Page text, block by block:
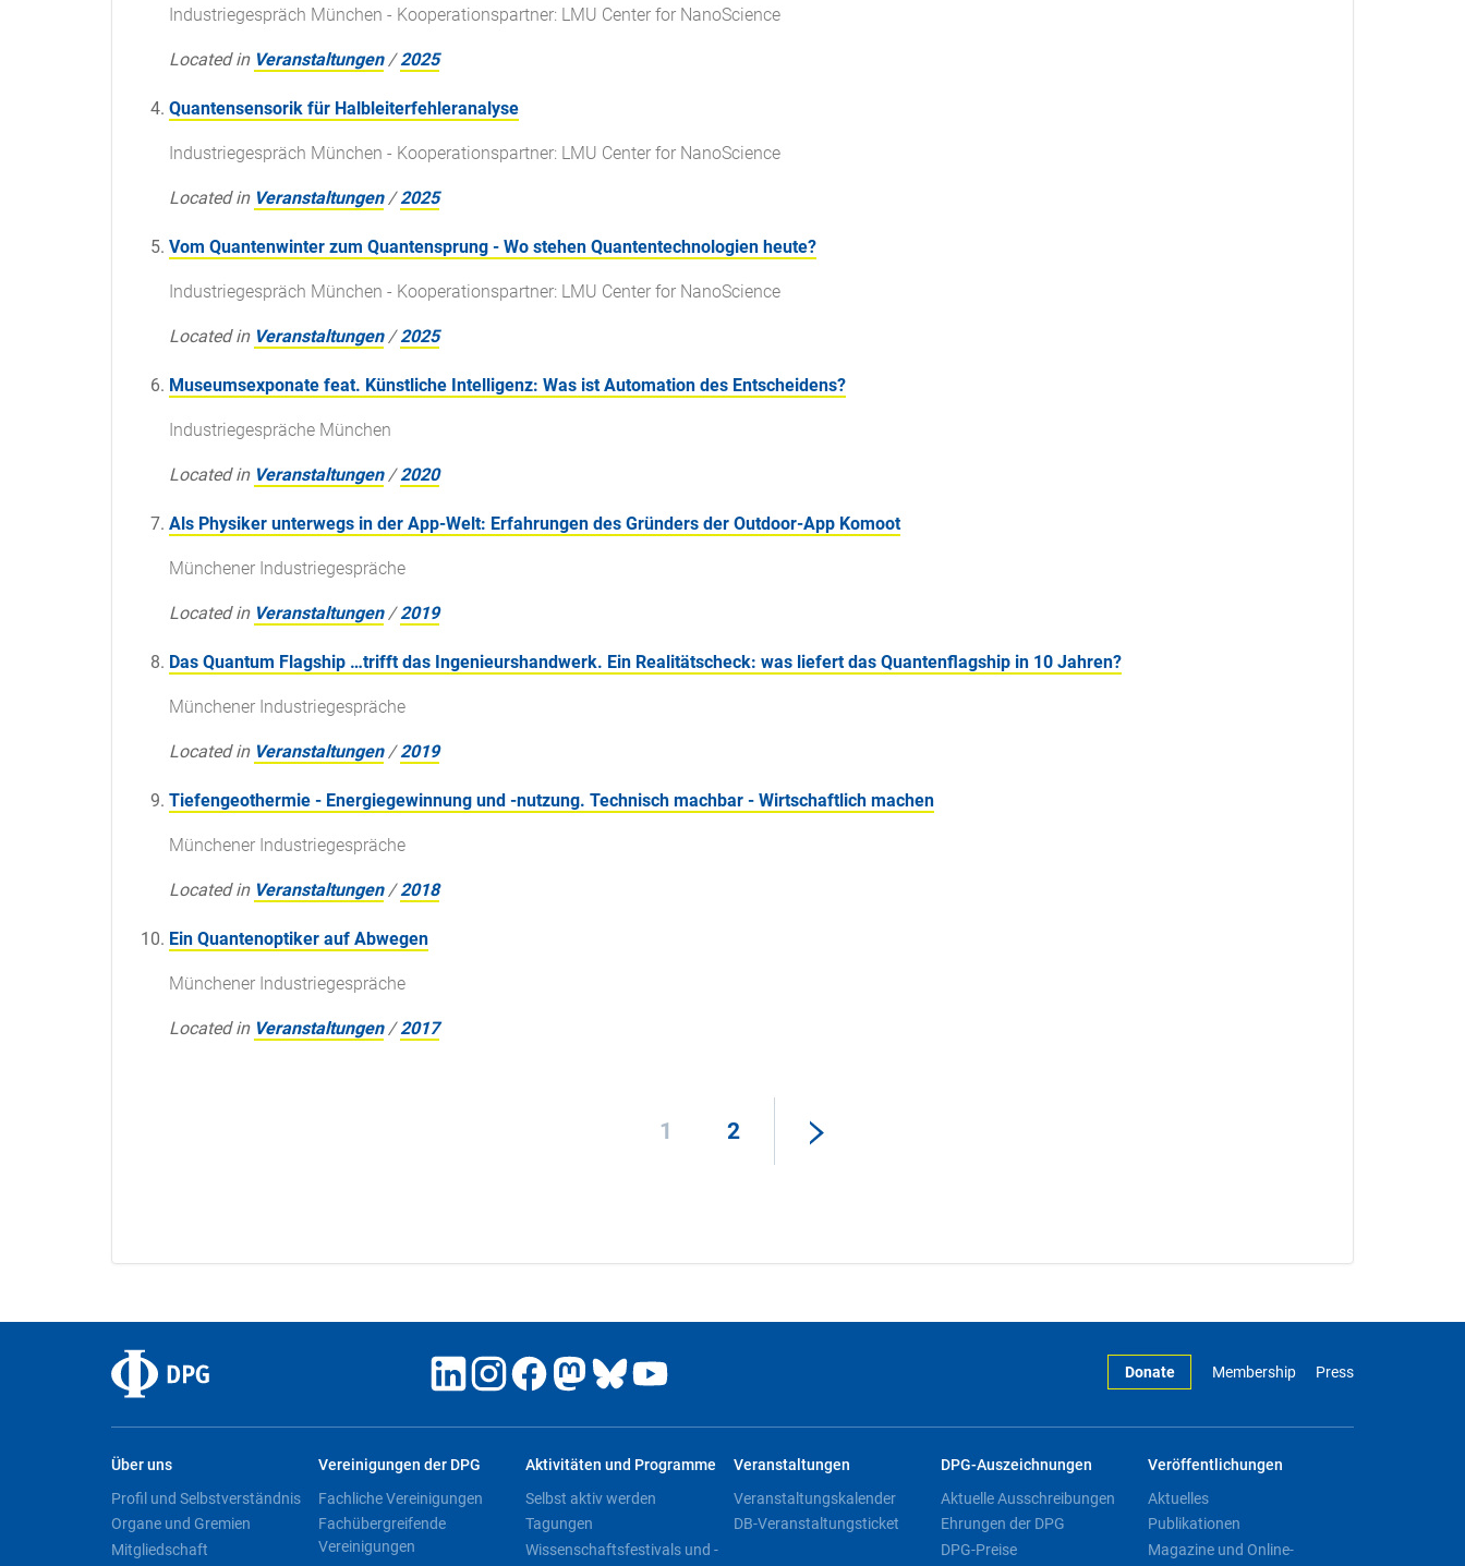
Industriegespräch München - Kooperationspartner: LMU Center for NanoScience
Located in Veranstaltungen /2025
Quantensensorik für Halbleiterfehleranalyse
Industriegespräch München - Kooperationspartner: LMU Center for NanoScience
Located in Veranstaltungen /2025
Vom Quantenwinter zum Quantensprung - Wo stehen Quantentechnologien heute?
Industriegespräch München - Kooperationspartner: LMU Center for NanoScience
Located in Veranstaltungen /2025
Museumsexponate feat. Künstliche Intelligenz: Was ist Automation des Entscheidens?
Industriegespräche München
Located in Veranstaltungen /2020
Als Physiker unterwegs in der App-Welt: Erfahrungen des Gründers der Outdoor-App Komoot
Münchener Industriegespräche
Located in Veranstaltungen /2019
Das Quantum Flagship …trifft das Ingenieurshandwerk. Ein Realitätscheck: was liefert das Quantenflagship in 10 Jahren?
Münchener Industriegespräche
Located in Veranstaltungen /2019
Tiefengeothermie - Energiegewinnung und -nutzung. Technisch machbar - Wirtschaftlich machen
Münchener Industriegespräche
Located in Veranstaltungen /2018
Ein Quantenoptiker auf Abwegen
Münchener Industriegespräche
Located in Veranstaltungen /2017
1 2
Donate Membership Press
Über uns
Profil und Selbstverständnis
Organe und Gremien
Mitgliedschaft
Vereinigungen der DPG
Fachliche Vereinigungen
Fachübergreifende
Vereinigungen
Aktivitäten und Programme
Selbst aktiv werden
Tagungen
Wissenschaftsfestivals und -
Veranstaltungen
Veranstaltungskalender
DB-Veranstaltungsticket
DPG-Auszeichnungen
Aktuelle Ausschreibungen
Ehrungen der DPG
DPG-Preise
Veröffentlichungen
Aktuelles
Publikationen
Magazine und Online-